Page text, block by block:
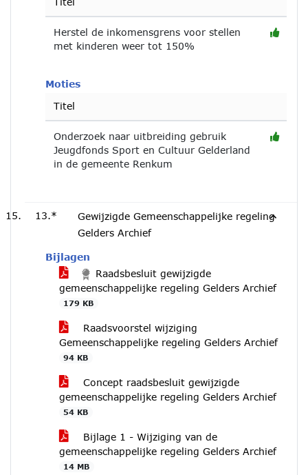
Herstel de inkomensgrens voor stellen
met kinderen weer tot 150%
Moties
Titel
Onderzoek naar uitbreiding gebruik
Jeugdfonds Sport en Cultuur Gelderland
in de gemeente Renkum
13.*
Gewijzigde Gemeenschappelijke regeling
Gelders Archief
Bijlagen
Raadsbesluit gewijzigde
gemeenschappelijke regeling Gelders Archief
179 KB
Raadsvoorstel wijziging
Gemeenschappelijke regeling Gelders Archief
94 KB
Concept raadsbesluit gewijzigde
gemeenschappelijke regeling Gelders Archief
54 KB
Bijlage 1 - Wijziging van de
gemeenschappelijke regeling Gelders Archief
14 MB